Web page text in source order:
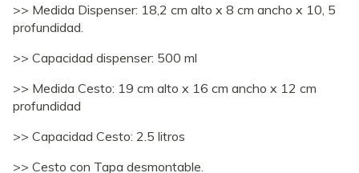
>> Medida Dispenser: 18,2 cm alto x 8 cm ancho x 10, 5
profundidad.
>> Capacidad dispenser: 500 ml
>> Medida Cesto: 19 cm alto x 16 cm ancho x 12 cm
profundidad
>> Capacidad Cesto: 2.5 litros
>> Cesto con Tapa desmontable.